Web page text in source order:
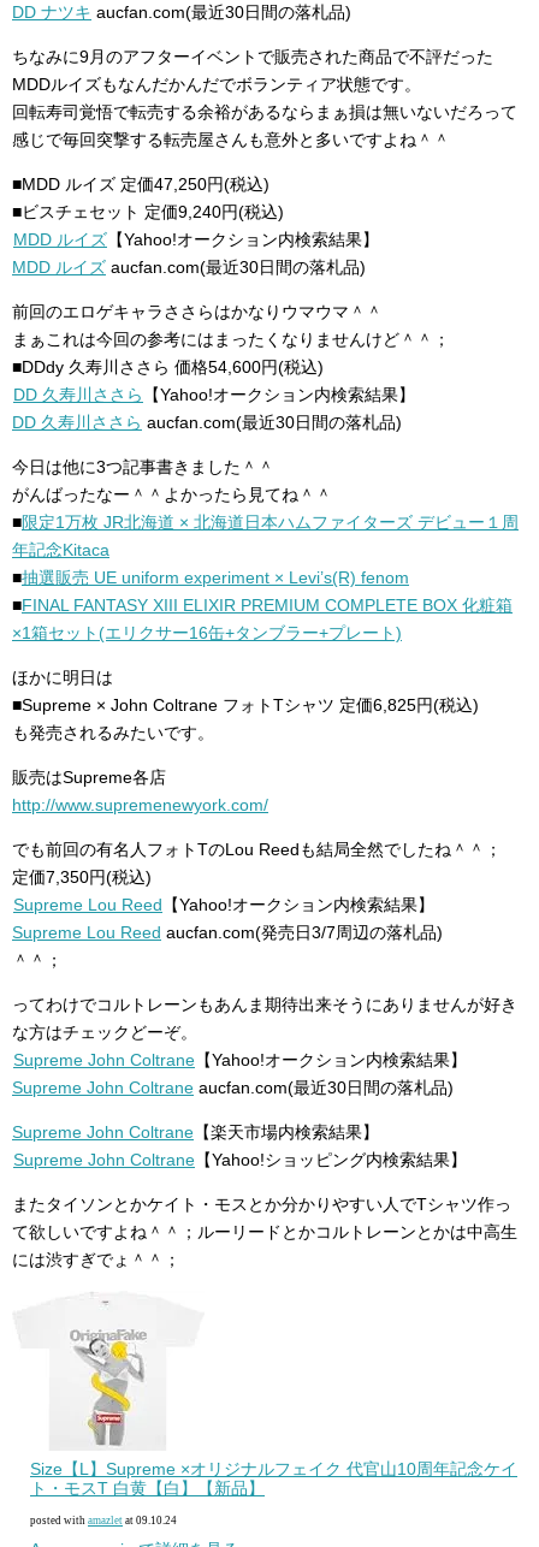
DD ナツキ aucfan.com(最近30日間の落札品)
ちなみに9月のアフターイベントで販売された商品で不評だった
MDDルイズもなんだかんだでボランティア状態です。
回転寿司覚悟で転売する余裕があるならまぁ損は無いないだろって
感じで毎回突撃する転売屋さんも意外と多いですよね＾＾
■MDD ルイズ 定価47,250円(税込)
■ビスチェセット 定価9,240円(税込)
MDD ルイズ 【Yahoo!オークション内検索結果】
MDD ルイズ aucfan.com(最近30日間の落札品)
前回のエロゲキャラささらはかなりウマウマ＾＾
まぁこれは今回の参考にはまったくなりませんけど＾＾；
■DDdy 久寿川ささら 価格54,600円(税込)
DD 久寿川ささら
【Yahoo!オークション内検索結果】
DD 久寿川ささら aucfan.com(最近30日間の落札品)
今日は他に3つ記事書きました＾＾
がんばったなー＾＾よかったら見てね＾＾
■限定1万枚 JR北海道 × 北海道日本ハムファイターズ デビュー１周
年記念Kitaca
■抽選販売 UE uniform experiment × Levi’s(R) fenom
■FINAL FANTASY XIII ELIXIR PREMIUM COMPLETE BOX 化粧箱
×1箱セット(エリクサー16缶+タンブラー+プレート)
ほかに明日は
■Supreme × John Coltrane フォトTシャツ 定価6,825円(税込)
も発売されるみたいです。
販売はSupreme各店
http://www.supremenewyork.com/
でも前回の有名人フォトTのLou Reedも結局全然でしたね＾＾；
定価7,350円(税込)
Supreme Lou Reed 【Yahoo!オークション内検索結果】
Supreme Lou Reed aucfan.com(発売日3/7周辺の落札品)
＾＾；
ってわけでコルトレーンもあんま期待出来そうにありませんが好き
な方はチェックどーぞ。
Supreme John Coltrane 【Yahoo!オークション内検索結果】
Supreme John Coltrane aucfan.com(最近30日間の落札品)
Supreme John Coltrane 【楽天市場内検索結果】
Supreme John Coltrane 【Yahoo!ショッピング内検索結果】
またタイソンとかケイト・モスとか分かりやすい人でTシャツ作っ
て欲しいですよね＾＾；ルーリードとかコルトレーンとかは中高生
には渋すぎでょ＾＾；
Size【L】Supreme ×オリジナルフェイク 代官山10周年記念ケイ
ト・モスT 白黄【白】【新品】
posted with amazlet at 09.10.24